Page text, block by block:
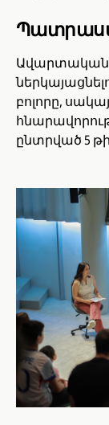
Ավարտական
բոլորը,
ընտրված 5